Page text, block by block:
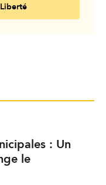
: Un
le